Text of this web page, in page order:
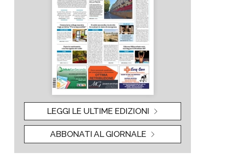
LEGGI LE ULTIME EDIZIONI
ABBONATI AL GIORNALE